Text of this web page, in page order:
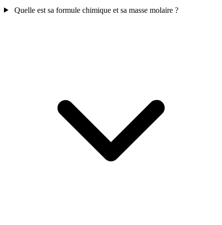
Quelle est sa formule chimique et sa masse molaire ?